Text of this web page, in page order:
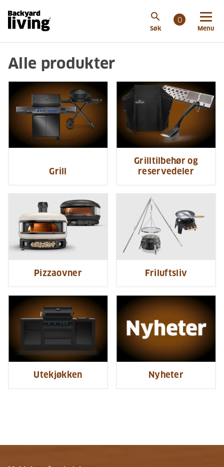
search
Søk
0
Menu
Alle produkter
Grill
Grilltilbehør og
reservedeler
Pizzaovner Friluftsliv
Utekjøkken Nyheter